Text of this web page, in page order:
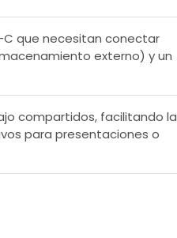
C que necesitan conectar
externo) y un
compartidos, facilitando la
para presentaciones o